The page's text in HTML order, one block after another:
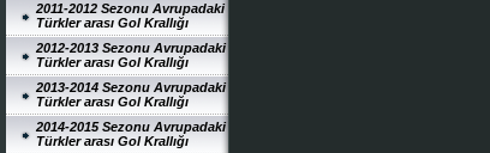
2011-2012 Sezonu Avrupadaki
Türkler arası Gol Krallığı
2012-2013 Sezonu Avrupadaki
Türkler arası Gol Krallığı
2013-2014 Sezonu Avrupadaki
Türkler arası Gol Krallığı
2014-2015 Sezonu Avrupadaki
Türkler arası Gol Krallığı